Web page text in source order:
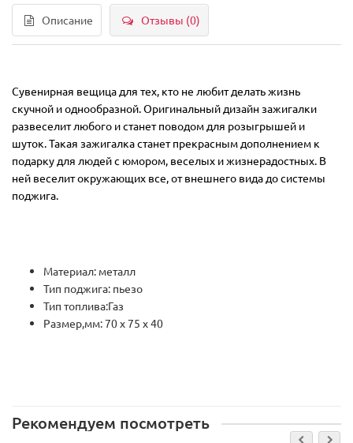
Описание Отзывы (0)
Сувенирная вещица для тех, кто не любит делать жизнь
скучной и однообразной. Оригинальный дизайн зажигалки
развеселит любого и станет поводом для розыгрышей и
шуток. Такая зажигалка станет прекрасным дополнением к
подарку для людей с юмором, веселых и жизнерадостных. В
ней веселит окружающих все, от внешнего вида до системы
поджига.
Материал: металл
Тип поджига: пьезо
Тип топлива:Газ
Размер,мм: 70 x 75 x 40
Рекомендуем посмотреть